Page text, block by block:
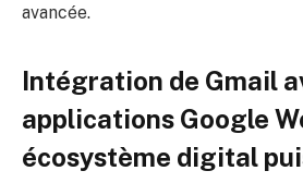
avancée.
Intégration de Gmail
applications Google
écosystème digital